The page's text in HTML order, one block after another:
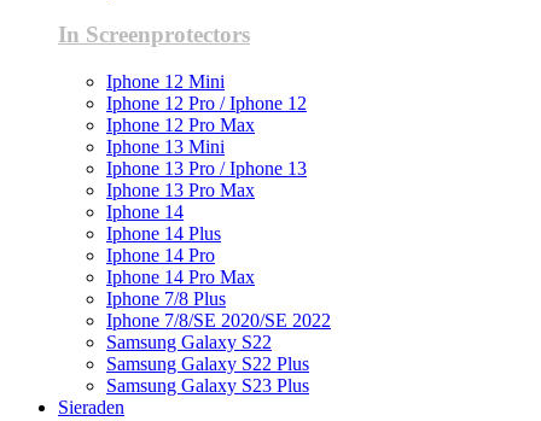
In Screenprotectors
Iphone 12 Mini
Iphone 12 Pro / Iphone 12
Iphone 12 Pro Max
Iphone 13 Mini
Iphone 13 Pro / Iphone 13
Iphone 13 Pro Max
Iphone 14
Iphone 14 Plus
Iphone 14 Pro
Iphone 14 Pro Max
Iphone 7/8 Plus
Iphone 7/8/SE 2020/SE 2022
Samsung Galaxy S22
Samsung Galaxy S22 Plus
Samsung Galaxy S23 Plus
Sieraden